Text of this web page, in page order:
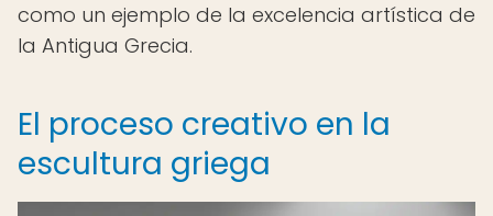
como un ejemplo de la excelencia artística de
la Antigua Grecia.
El proceso creativo en la
escultura griega